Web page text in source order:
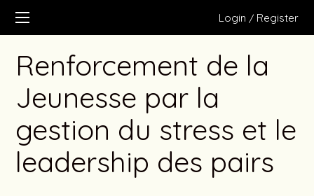
Login / Register
Renforcement de la
Jeunesse par la
gestion du stress et le
leadership des pairs